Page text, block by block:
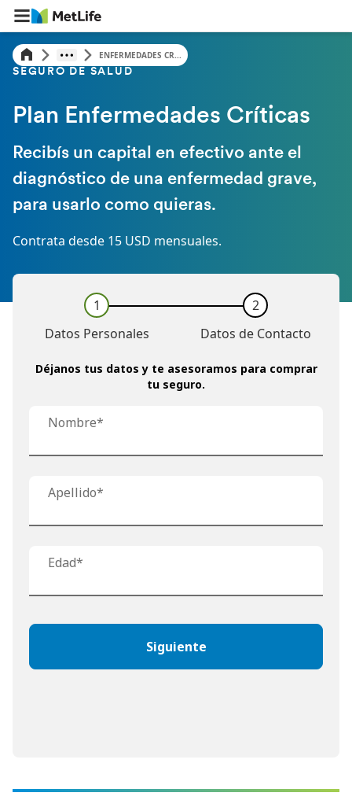
ENFERMEDADES CR...
SEGURO DE SALUD
Plan Enfermedades Críticas
Recibís un capital en efectivo ante el
diagnóstico de una enfermedad grave,
para usarlo como quieras.
‎Contrata desde 15 USD mensuales.
1
Datos Personales
2
Datos de Contacto